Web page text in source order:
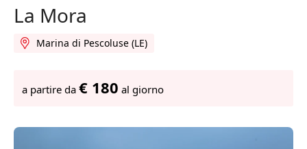
La Mora
Marina di Pescoluse (LE)
a partire da € 180 al giorno